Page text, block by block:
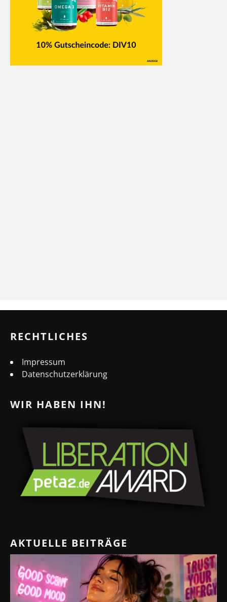
RECHTLICHES
Impressum
Datenschutzerklärung
WIR HABEN IHN!
AKTUELLE BEITRÄGE